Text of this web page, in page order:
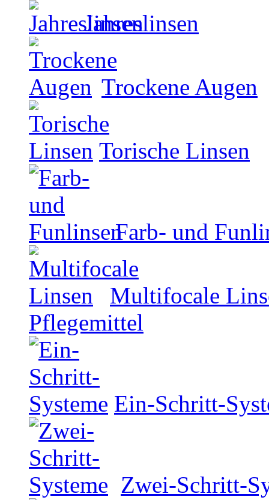
Jahreslinsen
Trockene Augen
Torische Linsen
Farb- und
Multifocale
Pflegemittel
Ein-Schritt-
Zwei-Schritt-